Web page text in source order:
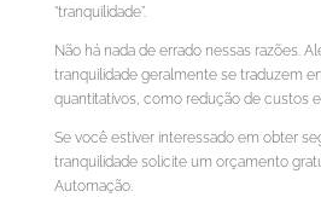
“tranquilidade”.
Não há nada de errado nessas razões.
tranquilidade geralmente se traduzem
quantitativos, como redução de custos
Se você estiver interessado em obter
tranquilidade solicite um orçamento
Automação.